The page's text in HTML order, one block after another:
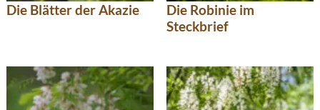
Die Blätter der Akazie
Die Robinie im
Steckbrief